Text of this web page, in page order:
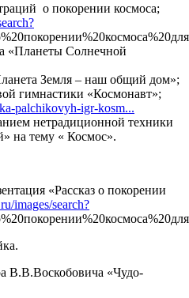
о покорении космоса;
«Планеты Солнечной
Земля – наш общий дом»;
гимнастики «Космонавт»;
palchikovyh-igr-kosm...
нетрадиционной техники
на тему « Космос».
«Рассказ о покорении
images/search?
В.В.Воскобовича «Чудо-